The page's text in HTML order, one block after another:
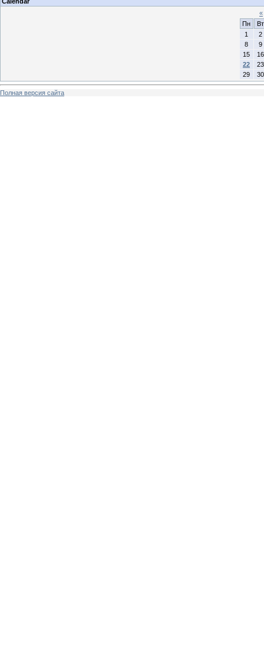
«
Пн
Вт
1
2
8
9
15
16
22
23
29
30
Полная версия сайта